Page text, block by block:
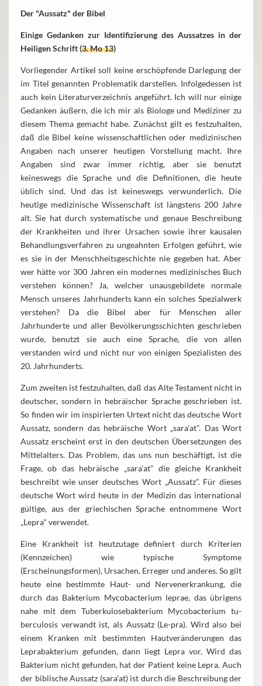
Der "Aussatz" der Bibel
Einige Gedanken zur Identifizierung des Aussatzes in der
Heiligen Schrift (3. Mo 13)
Vorliegender Artikel soll keine erschöpfende Darlegung der
im Titel genannten Problematik darstellen. Infolgedessen ist
auch kein Literaturverzeichnis angeführt. Ich will nur einige
Gedanken äußern, die ich mir als Biologe und Mediziner zu
diesem Thema gemacht habe. Zunächst gilt es festzuhalten,
daß die Bibel keine wissenschaftlichen oder medizinischen
Angaben nach unserer heutigen Vorstellung macht. Ihre
Angaben sind zwar immer richtig, aber sie benutzt
keineswegs die Sprache und die Definitionen, die heute
üblich sind. Und das ist keineswegs verwunderlich. Die
heutige medizinische Wissenschaft ist längstens 200 Jahre
alt. Sie hat durch systematische und genaue Beschreibung
der Krankheiten und ihrer Ursachen sowie ihrer kausalen
Behandlungsverfahren zu ungeahnten Erfolgen geführt, wie
es sie in der Menschheitsgeschichte nie gegeben hat. Aber
wer hätte vor 300 Jahren ein modernes medizinisches Buch
verstehen können? Ja, welcher unausgebildete normale
Mensch unseres Jahrhunderts kann ein solches Spezialwerk
verstehen? Da die Bibel aber für Menschen aller
Jahrhunderte und aller Bevölkerungsschichten geschrieben
wurde, benutzt sie auch eine Sprache, die von allen
verstanden wird und nicht nur von einigen Spezialisten des
20. Jahrhunderts.
Zum zweiten ist festzuhalten, daß das Alte Testament nicht in
deutscher, sondern in hebräischer Sprache geschrieben ist.
So finden wir im inspirierten Urtext nicht das deutsche Wort
Aussatz, sondern das hebräische Wort „sara'at". Das Wort
Aussatz erscheint erst in den deutschen Übersetzungen des
Mittelalters. Das Problem, das uns nun beschäftigt, ist die
Frage, ob das hebräische „sara'at" die gleiche Krankheit
beschreibt wie unser deutsches Wort „Aussatz". Für dieses
deutsche Wort wird heute in der Medizin das international
gültige, aus der griechischen Sprache entnommene Wort
„Lepra" verwendet.
Eine Krankheit ist heutzutage definiert durch Kriterien
(Kennzeichen) wie typische Symptome
(Erscheinungsformen), Ursachen, Erreger und anderes. So gilt
heute eine bestimmte Haut- und Nervenerkrankung, die
durch das Bakterium Mycobacterium leprae, das übrigens
nahe mit dem Tuberkulosebakterium Mycobacterium tu-
berculosis verwandt ist, als Aussatz (Le-pra). Wird also bei
einem Kranken mit bestimmten Hautveränderungen das
Leprabakterium gefunden, dann liegt Lepra vor. Wird das
Bakterium nicht gefunden, hat der Patient keine Lepra. Auch
der biblische Aussatz (sara'at) ist durch die Beschreibung der